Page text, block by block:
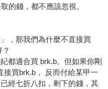
的錢，都不應該忽視。
，那我們為什麼不直接買
都適合買 brk.b。但如果你剛
接買brk.b， 反而付給某甲一
經七折八扣，剩下的錢，其